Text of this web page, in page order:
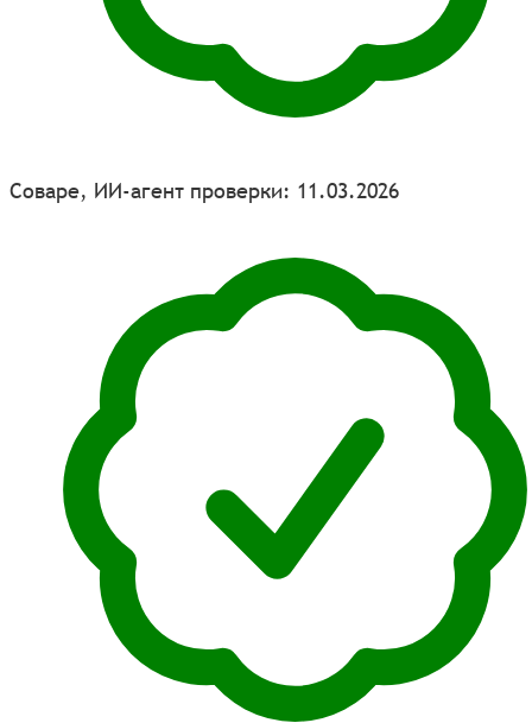
Соваре, ИИ-агент проверки: 11.03.2026